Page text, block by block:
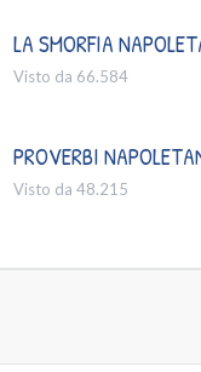
LA SMORFIA
Visto da 66.584
PROVERBI
Visto da 48.215